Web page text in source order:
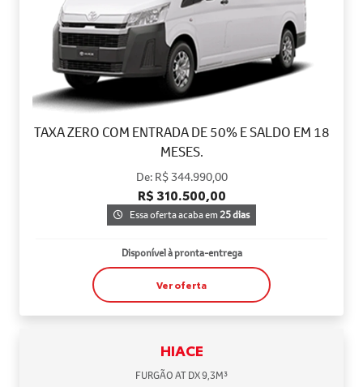
TAXA ZERO COM ENTRADA DE 50% E SALDO EM 18
MESES.
De: R$ 344.990,00
R$ 310.500,00
Essa oferta acaba em25 dias
Disponível à pronta-entrega
Ver oferta
HIACE
FURGÃO AT DX 9,3M³